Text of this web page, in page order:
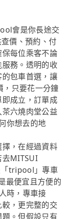
會是你長途交
價、預約、付
每位乘客不論
務。透明的收
包車首選，讓
，只要花一分鐘
成立，訂單成
六燒肉堂公益
你想去的地
，在經過資料
去MITSUI
「tripool」專車
最便宜且方便的
時，專車接
，更完整的交
。但假設只有